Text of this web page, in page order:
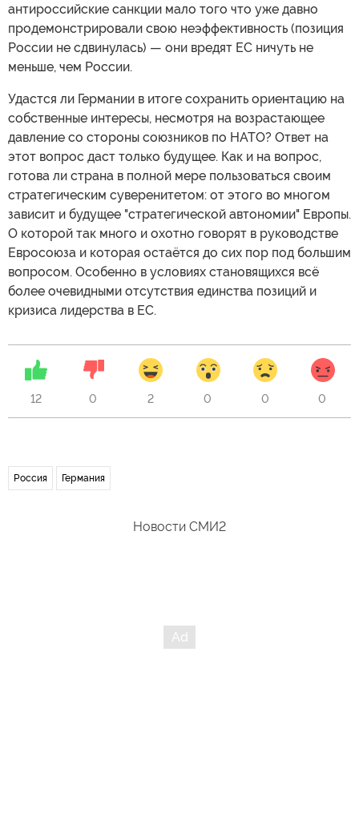
антироссийские санкции мало того что уже давно
продемонстрировали свою неэффективность (позиция
России не сдвинулась) — они вредят ЕС ничуть не
меньше, чем России.
Удастся ли Германии в итоге сохранить ориентацию на
собственные интересы, несмотря на возрастающее
давление со стороны союзников по НАТО? Ответ на
этот вопрос даст только будущее. Как и на вопрос,
готова ли страна в полной мере пользоваться своим
стратегическим суверенитетом: от этого во многом
зависит и будущее "стратегической автономии" Европы.
О которой так много и охотно говорят в руководстве
Евросоюза и которая остаётся до сих пор под большим
вопросом. Особенно в условиях становящихся всё
более очевидными отсутствия единства позиций и
кризиса лидерства в ЕС.
12 0 2 0 0 0
Россия Германия
Новости СМИ2